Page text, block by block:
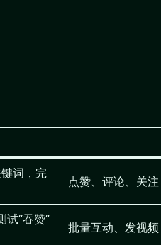
词，完
点赞、评论、关注
试“吞赞”
批量互动、发视频